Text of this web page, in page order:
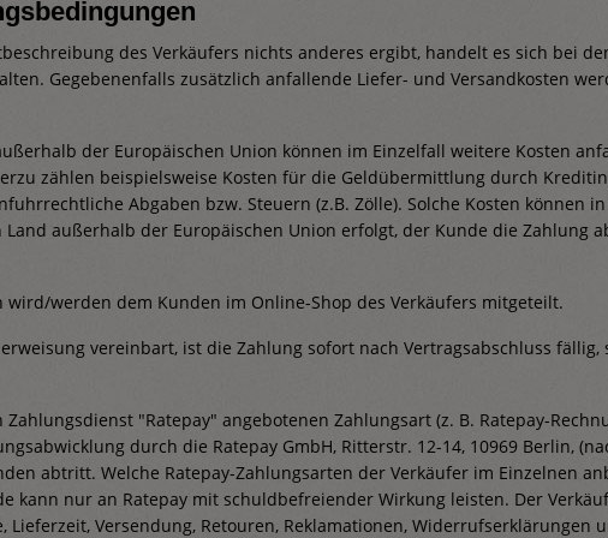
des Verkäufers nichts anderes ergibt, handelt es sich bei
Gegebenenfalls zusätzlich anfallende Liefer- und Versandkosten
der Europäischen Union können im Einzelfall weitere Kosten
zählen beispielsweise Kosten für die Geldübermittlung durch
Abgaben bzw. Steuern (z.B. Zölle). Solche Kosten können
außerhalb der Europäischen Union erfolgt, der Kunde die Zahlung
werden dem Kunden im Online-Shop des Verkäufers mitgeteilt.
vereinbart, ist die Zahlung sofort nach Vertragsabschluss
"Ratepay" angebotenen Zahlungsart (z. B. Ratepay-
durch die Ratepay GmbH, Ritterstr. 12-14, 10969 Berlin,
abtritt. Welche Ratepay-Zahlungsarten der Verkäufer im Einzelnen
kann nur an Ratepay mit schuldbefreiender Wirkung leisten. Der
Lieferzeit, Versendung, Retouren, Reklamationen,